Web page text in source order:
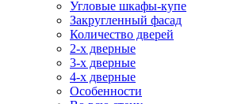
Угловые шкафы-купе
Закругленный фасад
Количество дверей
2-х дверные
3-х дверные
4-х дверные
Особенности